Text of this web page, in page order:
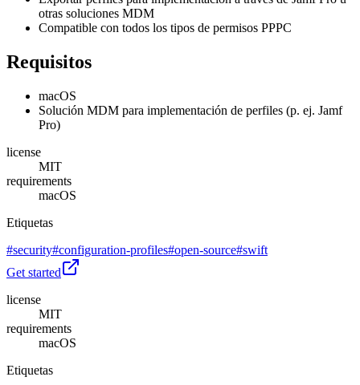
otras soluciones MDM
Compatible con todos los tipos de permisos PPPC
Requisitos
macOS
Solución MDM para implementación de perfiles (p. ej. Jamf
Pro)
license
MIT
requirements
macOS
Etiquetas
#security#configuration-profiles#open-source#swift
Get started
license
MIT
requirements
macOS
Etiquetas